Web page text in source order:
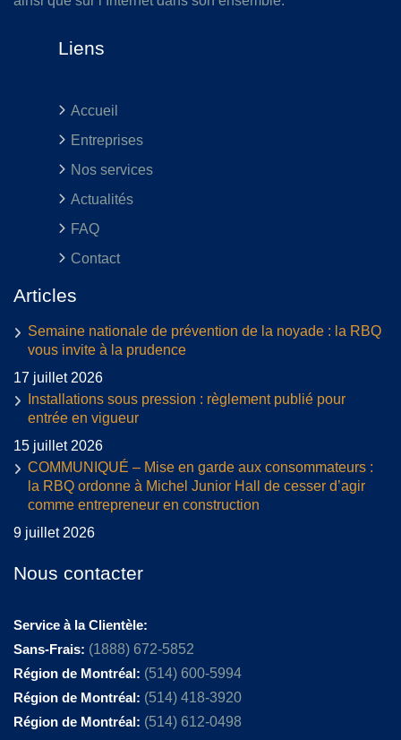
Liens
Accueil
Entreprises
Nos services
Actualités
FAQ
Contact
Articles
Semaine nationale de prévention de la noyade : la RBQ
vous invite à la prudence
17 juillet 2026
Installations sous pression : règlement publié pour
entrée en vigueur
15 juillet 2026
COMMUNIQUÉ – Mise en garde aux consommateurs :
la RBQ ordonne à Michel Junior Hall de cesser d’agir
comme entrepreneur en construction
9 juillet 2026
Nous contacter
Service à la Clientèle:
Sans-Frais: (1888) 672-5852
Région de Montréal: (514) 600-5994
Région de Montréal: (514) 418-3920
Région de Montréal: (514) 612-0498